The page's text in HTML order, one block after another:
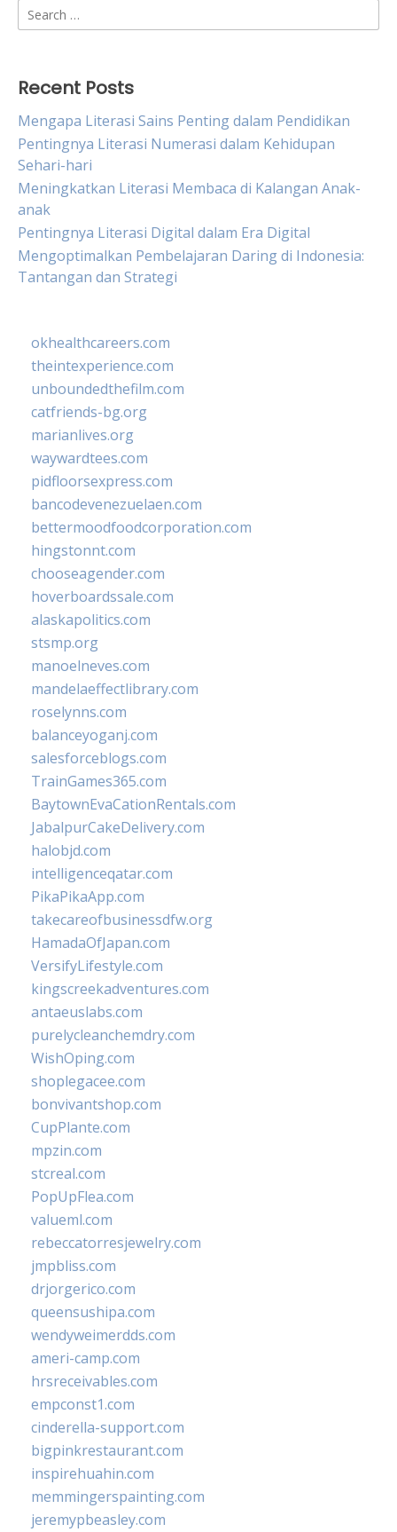
Search
for:
Recent Posts
Mengapa Literasi Sains Penting dalam Pendidikan
Pentingnya Literasi Numerasi dalam Kehidupan
Sehari-hari
Meningkatkan Literasi Membaca di Kalangan Anak-
anak
Pentingnya Literasi Digital dalam Era Digital
Mengoptimalkan Pembelajaran Daring di Indonesia:
Tantangan dan Strategi
okhealthcareers.com
theintexperience.com
unboundedthefilm.com
catfriends-bg.org
marianlives.org
waywardtees.com
pidfloorsexpress.com
bancodevenezuelaen.com
bettermoodfoodcorporation.com
hingstonnt.com
chooseagender.com
hoverboardssale.com
alaskapolitics.com
stsmp.org
manoelneves.com
mandelaeffectlibrary.com
roselynns.com
balanceyoganj.com
salesforceblogs.com
TrainGames365.com
BaytownEvaCationRentals.com
JabalpurCakeDelivery.com
halobjd.com
intelligenceqatar.com
PikaPikaApp.com
takecareofbusinessdfw.org
HamadaOfJapan.com
VersifyLifestyle.com
kingscreekadventures.com
antaeuslabs.com
purelycleanchemdry.com
WishOping.com
shoplegacee.com
bonvivantshop.com
CupPlante.com
mpzin.com
stcreal.com
PopUpFlea.com
valueml.com
rebeccatorresjewelry.com
jmpbliss.com
drjorgerico.com
queensushipa.com
wendyweimerdds.com
ameri-camp.com
hrsreceivables.com
empconst1.com
cinderella-support.com
bigpinkrestaurant.com
inspirehuahin.com
memmingerspainting.com
jeremypbeasley.com